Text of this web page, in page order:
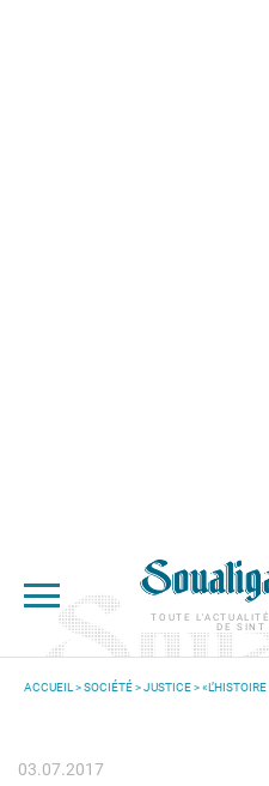
TOUTE
DE SINT
ACCUEIL >SOCIÉTÉ>JUSTICE>
03.07.2017